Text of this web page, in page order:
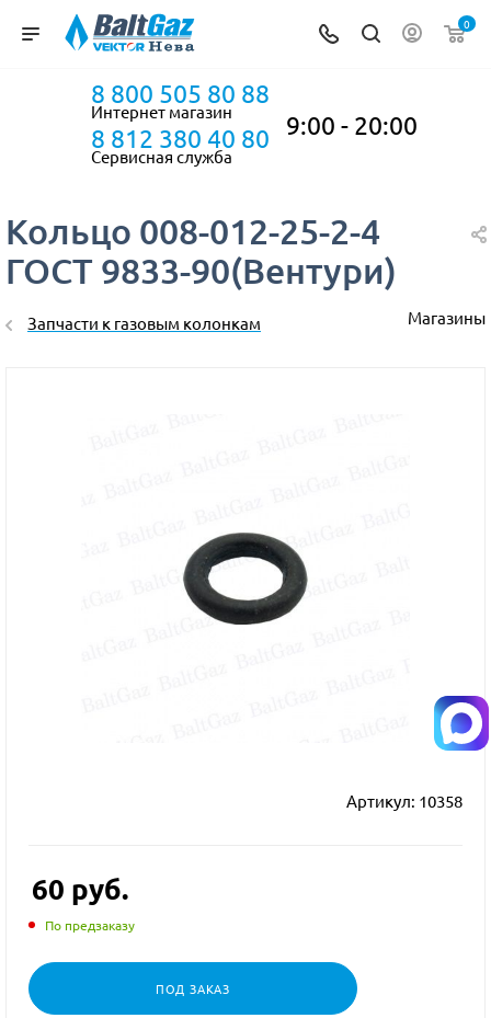
0
8 800 505 80 88
Интернет магазин
8 812 380 40 80
Сервисная служба
9:00 - 20:00
Кольцо 008-012-25-2-4
ГОСТ 9833-90(Вентури)
Запчасти к газовым колонкам Магазины
Артикул: 10358
60 руб.
По предзаказу
ПОД ЗАКАЗ